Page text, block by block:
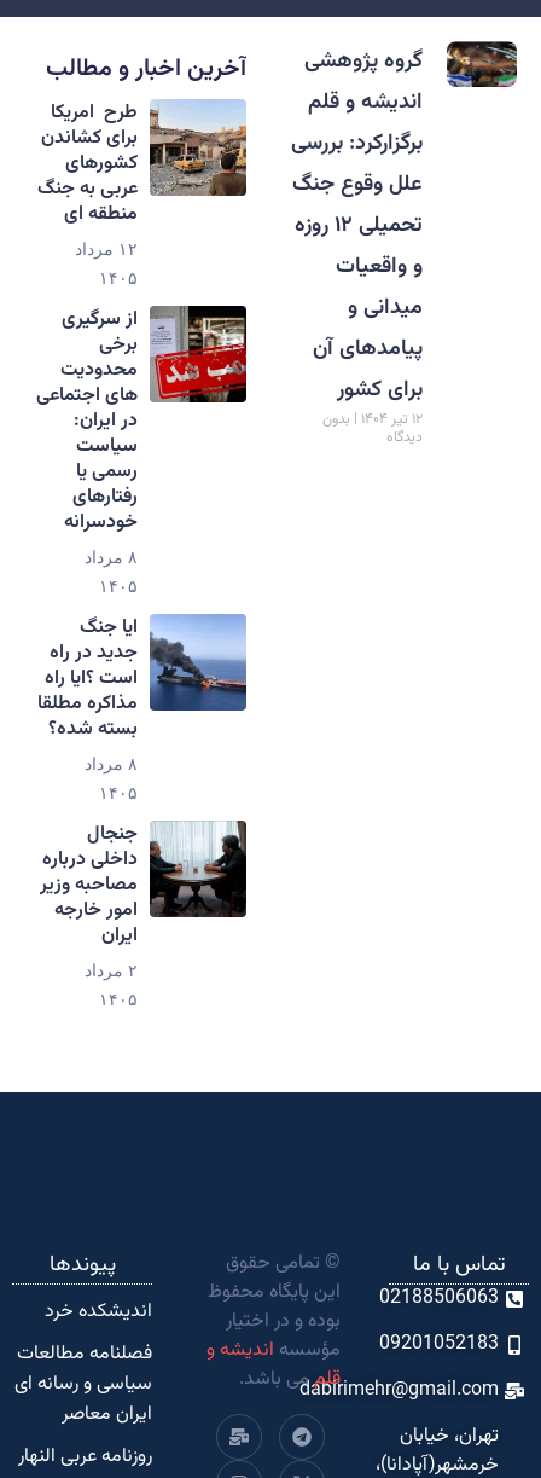
گروه پژوهشی
اندیشه و قلم
برگزارکرد: بررسی
علل وقوع جنگ
تحمیلی ۱۲ روزه
و واقعیات
میدانی و
پیامدهای آن
برای کشور
۱۲ تیر ۱۴۰۴
بدون
دیدگاه
آخرین اخبار و مطالب
طرح امریکا
برای کشاندن
کشورهای
عربی به جنگ
منطقه ای
۱۲ مرداد
۱۴۰۵
از سرگیری
برخی
محدودیت
های اجتماعی
در ایران:
سیاست
رسمی یا
رفتارهای
خودسرانه
۸ مرداد
۱۴۰۵
ایا جنگ
جدید در راه
است ؟ایا راه
مذاکره مطلقا
بسته شده؟
۸ مرداد
۱۴۰۵
جنجال
داخلی درباره
مصاحبه وزیر
امور خارجه
ایران
۲ مرداد
۱۴۰۵
تماس با ما
02188506063
09201052183
dabirimehr@gmail.com
تهران، خیابان
خرمشهر(آپادانا)،
© تمامی حقوق
این پایگاه محفوظ
بوده و در اختیار
مؤسسه اندیشه و
قلممی باشد.
پیوندها
اندیشکده‌ خرد
فصلنامه مطالعات
سیاسی و رسانه ای
ایران معاصر
روزنامه عربی النهار